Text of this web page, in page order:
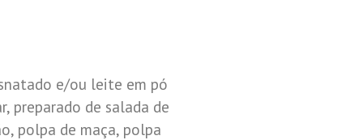
e/ou leite em pó
preparado de salada de
polpa de maça, polpa